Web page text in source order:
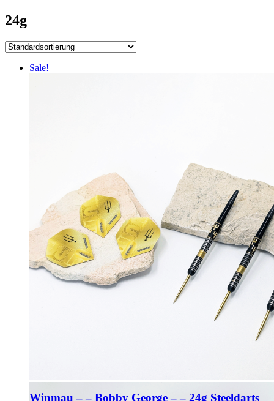
24g
Sale!
Winmau – – Bobby George – – 24g Steeldarts